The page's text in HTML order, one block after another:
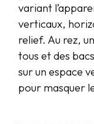
variant
verticaux,
relief. Au rez,
tous et des
sur un espace
pour masquer